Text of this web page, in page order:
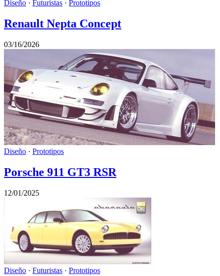
Diseño · Futuristas · Prototipos
Renault Nepta Concept
03/16/2026
Diseño · Prototipos
Porsche 911 GT3 RSR
12/01/2025
Diseño · Futuristas · Prototipos